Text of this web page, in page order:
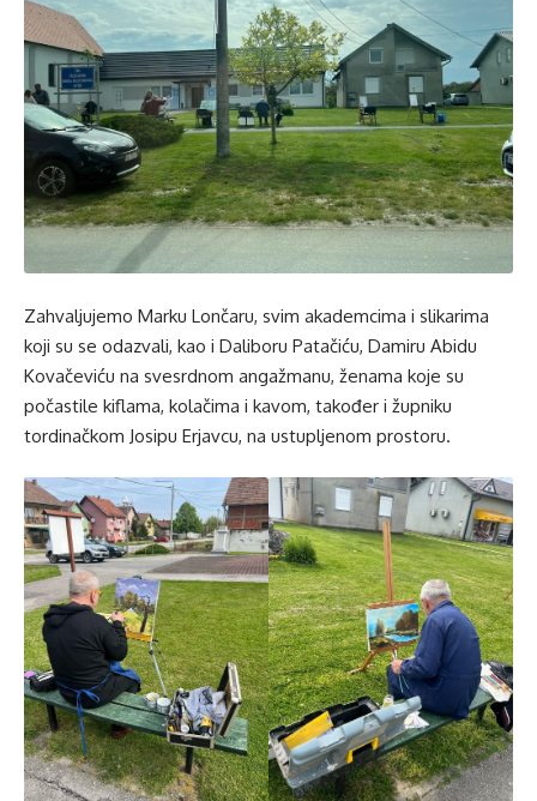
Zahvaljujemo Marku Lončaru, svim akademcima i slikarima
koji su se odazvali, kao i Daliboru Patačiću, Damiru Abidu
Kovačeviću na svesrdnom angažmanu, ženama koje su
počastile kiflama, kolačima i kavom, također i župniku
tordinačkom Josipu Erjavcu, na ustupljenom prostoru.